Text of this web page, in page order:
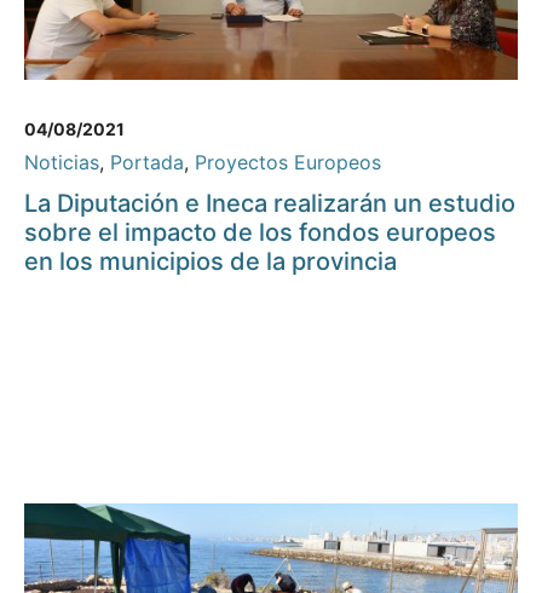
04/08/2021
Noticias, Portada, Proyectos Europeos
La Diputación e Ineca realizarán un estudio
sobre el impacto de los fondos europeos
en los municipios de la provincia